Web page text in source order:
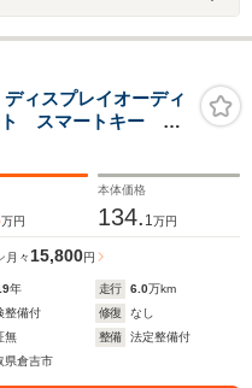
ィスプレイオーディ
ト スマートキー ス
万円
本体価格
134. 1 万円
月々 15,800円
年 走行 6.0万km
整備付 修復
なし
無 整備
法定整備付
県倉吉市